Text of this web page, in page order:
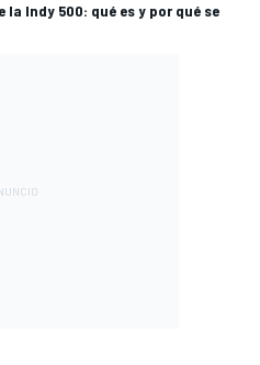
la Indy 500: qué es y por qué se